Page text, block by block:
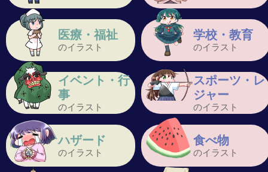
医療・福祉
のイラスト
学校・教育
のイラスト
イベント・行
事
のイラスト
スポーツ・レ
ジャー
のイラスト
ハザード
のイラスト
食べ物
のイラスト